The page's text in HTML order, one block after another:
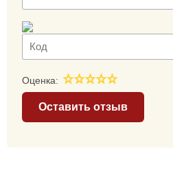
Оценка:
Оставить отзыв